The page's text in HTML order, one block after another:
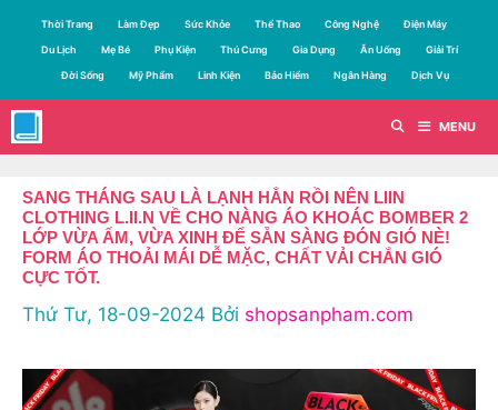
dung
Thời Trang Làm Đẹp Sức Khỏe Thể Thao Công Nghệ Điện Máy
Du Lịch Mẹ Bé Phụ Kiện Thú Cưng Gia Dụng Ăn Uống Giải Trí
Đời Sống Mỹ Phẩm Linh Kiện Bảo Hiểm Ngân Hàng Dịch Vụ
MENU
SANG THÁNG SAU LÀ LẠNH HẲN RỒI NÊN LIIN
CLOTHING L.II.N VỀ CHO NÀNG ÁO KHOÁC BOMBER 2
LỚP VỪA ẤM, VỪA XINH ĐỂ SẴN SÀNG ĐÓN GIÓ NÈ!
FORM ÁO THOẢI MÁI DỄ MẶC, CHẤT VẢI CHẮN GIÓ
CỰC TỐT.
Thứ Tư, 18-09-2024 Bởi shopsanpham.com